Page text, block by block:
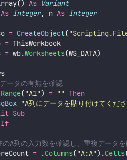
As
Variant
As Integer, n As Integer
= CreateObject("
= ThisWorkbook
= wb.Worksheets(WS_DATA)
ータの有無を確認
Range("A1") = "" Then
"A列にデータを貼り付けてくだ
Sub
If
のA列の入力数を確認し、重複データを
= .Columns("A:A").Cells